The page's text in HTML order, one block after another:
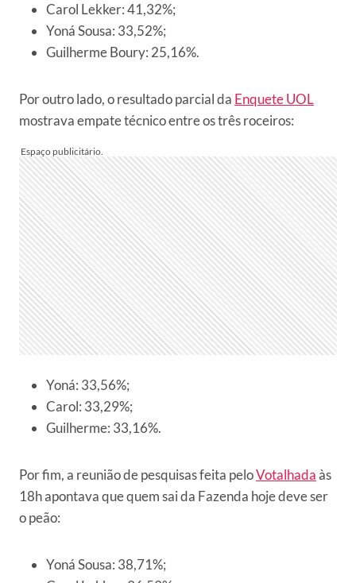
Carol Lekker: 41,32%;
Yoná Sousa: 33,52%;
Guilherme Boury: 25,16%.
Por outro lado, o resultado parcial da Enquete UOL
mostrava empate técnico entre os três roceiros:
Yoná: 33,56%;
Carol: 33,29%;
Guilherme: 33,16%.
Por fim, a reunião de pesquisas feita peloVotalhadaàs
18h apontava que quem sai da Fazenda hoje deve ser
o peão:
Yoná Sousa: 38,71%;